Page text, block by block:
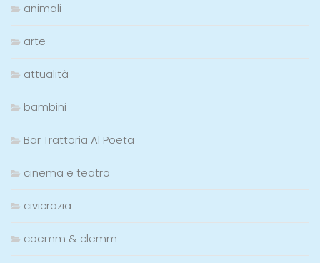
animali
arte
attualità
bambini
Bar Trattoria Al Poeta
cinema e teatro
civicrazia
coemm & clemm